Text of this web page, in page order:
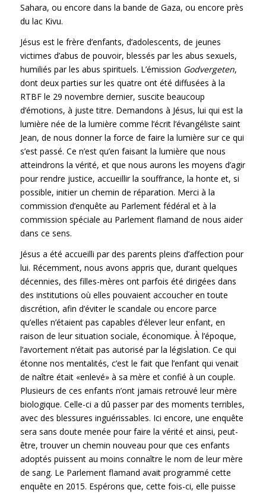
Sahara, ou encore dans la bande de Gaza, ou encore près
du lac Kivu.
Jésus est le frère d’enfants, d’adolescents, de jeunes
victimes d’abus de pouvoir, blessés par les abus sexuels,
humiliés par les abus spirituels. L’émission Godvergeten,
dont deux parties sur les quatre ont été diffusées à la
RTBF le 29 novembre dernier, suscite beaucoup
d’émotions, à juste titre. Demandons à Jésus, lui qui est la
lumière née de la lumière comme l’écrit l’évangéliste saint
Jean, de nous donner la force de faire la lumière sur ce qui
s’est passé. Ce n’est qu’en faisant la lumière que nous
atteindrons la vérité, et que nous aurons les moyens d’agir
pour rendre justice, accueillir la souffrance, la honte et, si
possible, initier un chemin de réparation. Merci à la
commission d’enquête au Parlement fédéral et à la
commission spéciale au Parlement flamand de nous aider
dans ce sens.
Jésus a été accueilli par des parents pleins d’affection pour
lui. Récemment, nous avons appris que, durant quelques
décennies, des filles-mères ont parfois été dirigées dans
des institutions où elles pouvaient accoucher en toute
discrétion, afin d’éviter le scandale ou encore parce
qu’elles n’étaient pas capables d’élever leur enfant, en
raison de leur situation sociale, économique. À l’époque,
l’avortement n’était pas autorisé par la législation. Ce qui
étonne nos mentalités, c’est le fait que l’enfant qui venait
de naître était «enlevé» à sa mère et confié à un couple.
Plusieurs de ces enfants n’ont jamais retrouvé leur mère
biologique. Celle-ci a dû passer par des moments terribles,
avec des blessures inguérissables. Ici encore, une enquête
sera sans doute menée pour faire la vérité et ainsi, peut-
être, trouver un chemin nouveau pour que ces enfants
adoptés puissent au moins connaître le nom de leur mère
de sang. Le Parlement flamand avait programmé cette
enquête en 2015. Espérons que, cette fois-ci, elle puisse